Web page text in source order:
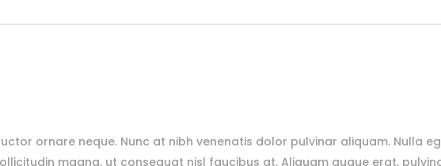
ornare neque. Nunc at nibh venenatis dolor pulvinar aliquam. Nulla
magna, ut consequat nisl faucibus at. Aliquam augue erat,